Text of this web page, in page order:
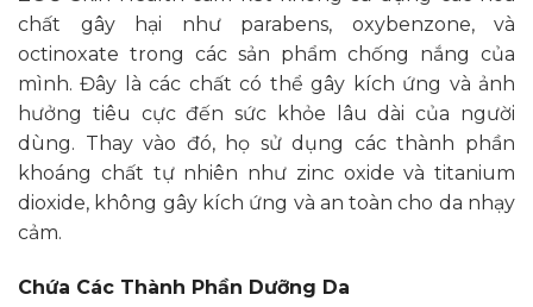
chất gây hại như parabens, oxybenzone, và
octinoxate trong các sản phẩm chống nắng của
mình. Đây là các chất có thể gây kích ứng và ảnh
hưởng tiêu cực đến sức khỏe lâu dài của người
dùng. Thay vào đó, họ sử dụng các thành phần
khoáng chất tự nhiên như zinc oxide và titanium
dioxide, không gây kích ứng và an toàn cho da nhạy
cảm.
Chứa Các Thành Phần Dưỡng Da